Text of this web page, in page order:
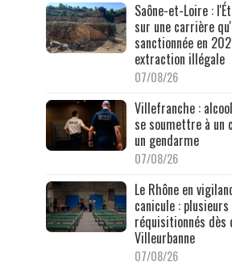
Saône-et-Loire :
sur une carrière
sanctionnée en
extraction illégale
07/08/26
Villefranche :
se soumettre à un
un gendarme
07/08/26
Le Rhône en
canicule :
réquisitionnés dès
Villeurbanne
07/08/26